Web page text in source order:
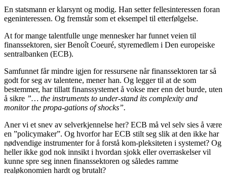
En statsmann er klarsynt og modig. Han setter fellesinteressen foran
egeninteressen. Og fremstår som et eksempel til etterfølgelse.
At for mange talentfulle unge mennesker har funnet veien til
finanssektoren, sier Benoît Coeuré, styremedlem i Den europeiske
sentralbanken (ECB).
Samfunnet får mindre igjen for ressursene når finanssektoren tar så
godt for seg av talentene, mener han. Og legger til at de som
bestemmer, har tillatt finanssystemet å vokse mer enn det burde, uten
å sikre ”… the instruments to under-stand its complexity and
monitor the propa-gations of shocks”.
Aner vi et snev av selverkjennelse her? ECB må vel selv sies å være
en ”policymaker”. Og hvorfor har ECB stilt seg slik at den ikke har
nødvendige instrumenter for å forstå kom-pleksiteten i systemet? Og
heller ikke god nok innsikt i hvordan sjokk eller overraskelser vil
kunne spre seg innen finanssektoren og således ramme
realøkonomien hardt og brutalt?